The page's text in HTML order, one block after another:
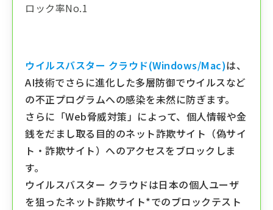
ロック率No.1
ウイルスバスター クラウド(Windows/Mac)は、
AI技術でさらに進化した多層防御でウイルスなど
の不正プログラムへの感染を未然に防ぎます。
さらに「Web脅威対策」によって、個人情報や金
銭をだまし取る目的のネット詐欺サイト（偽サイ
ト・詐欺サイト）へのアクセスをブロックしま
す。
ウイルスバスター クラウドは⽇本の個人ユーザ
を狙ったネット詐欺サイト*でのブロックテスト